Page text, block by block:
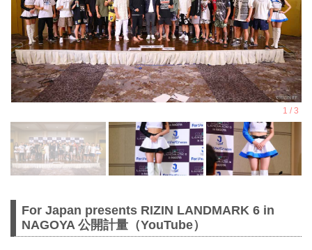
For Japan presents RIZIN LANDMARK 6 in
NAGOYA 公開計量（YouTube）